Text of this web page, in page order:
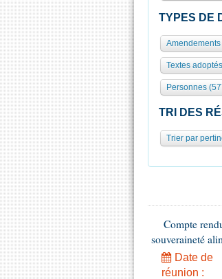
TYPES DE
Textes
Personnes
TRI DES
Trier par
Compte
souveraineté
Date de
réunion :